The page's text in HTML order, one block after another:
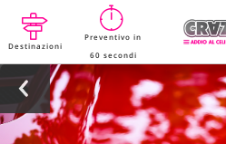
Destinazioni
Preventivo in
60 secondi